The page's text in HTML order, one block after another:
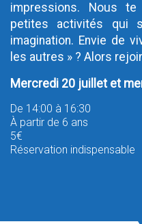
impressions. Nous
petites activités qui
imagination. Envie de
les autres » ? Alors
Mercredi 20 juillet et
De 14:00 à 16:30
À partir de 6 ans
5€
Réservation indispensable